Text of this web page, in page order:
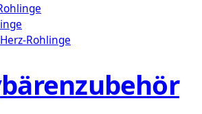
Rohlinge